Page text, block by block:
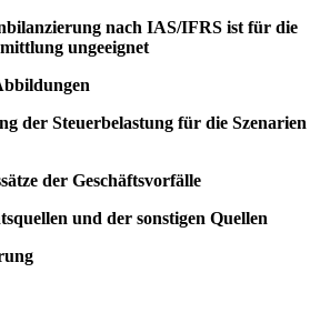
nach IAS/IFRS ist für die
ungeeignet
der Steuerbelastung für die Szenarien
der Geschäftsvorfälle
und der sonstigen Quellen